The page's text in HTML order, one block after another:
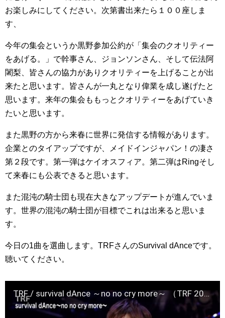
お楽しみにしてください。次第書出来たら１００座しま
す、
今年の集会というか黒野参加公約が「集会のクオリティー
をあげる。」で幹事さん、ジョンソンさん、そして伝法阿
闍梨、皆さんの協力がありクオリティーを上げることが出
来たと思います。皆さんが一丸となり偉業を成し遂げたと
思います。来年の集会ももっとクオリティーをあげていき
たいと思います。
また黒野の方から来春に世界に発信する情報があります。
企業とのタイアップですが、メイドインジャパン！の凄さ
第２段です。第一弾はケイオスフィア。第二弾はRingそし
て来春にも公表できると思います。
また混沌の騎士団も現在大きなアップデートが進んでいま
す。世界の混沌の騎士団が目標でこれは出来ると思いま
す。
今日の1曲を選曲します。TRFさんのSurvival dAnceです。
聴いてください。
TRF / survival dAnce ～no no cry more～ （TRF 20th Anniversary Tour）